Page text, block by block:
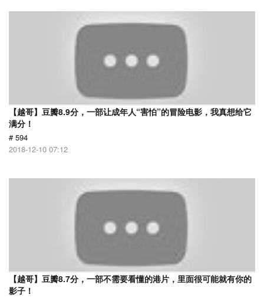
【越哥】豆瓣8.9分，一部让成年人“害怕”的冒险电影，我真想给它
满分！
# 594
2018-12-10 07:12
【越哥】豆瓣8.7分，一部不需要看懂的港片，里面很可能就有你的
影子！